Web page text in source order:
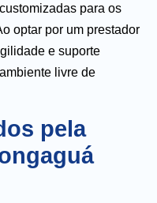
para os
optar por um prestador
e suporte
livre de
pela